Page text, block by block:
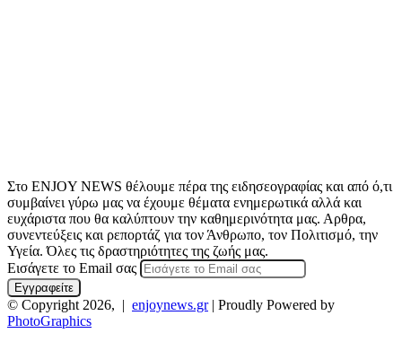
Στο ENJOY NEWS θέλουμε πέρα της ειδησεογραφίας και από ό,τι
συμβαίνει γύρω μας να έχουμε θέματα ενημερωτικά αλλά και
ευχάριστα που θα καλύπτουν την καθημερινότητα μας. Αρθρα,
συνεντεύξεις και ρεπορτάζ για τον Άνθρωπο, τον Πολιτισμό, την
Υγεία. Όλες τις δραστηριότητες της ζωής μας.
Εισάγετε το Email σας
© Copyright 2026, | enjoynews.gr| Proudly Powered by
PhotoGraphics